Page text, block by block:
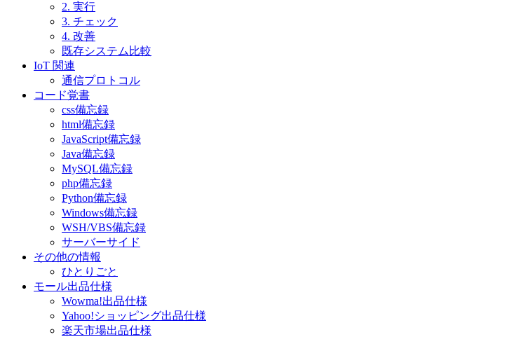
2. 実行
3. チェック
4. 改善
既存システム比較
IoT 関連
通信プロトコル
コード覚書
css備忘録
html備忘録
JavaScript備忘録
Java備忘録
MySQL備忘録
php備忘録
Python備忘録
Windows備忘録
WSH/VBS備忘録
サーバーサイド
その他の情報
ひとりごと
モール出品仕様
Wowma!出品仕様
Yahoo!ショッピング出品仕様
楽天市場出品仕様